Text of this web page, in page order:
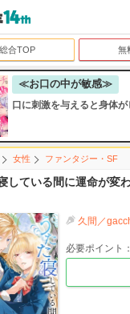
総合TOP 無
≪お口の中が敏感≫
口に刺激を与えると身体
女性 ファンタジー・SF
している間に運命が変
久間／
必要ポイント